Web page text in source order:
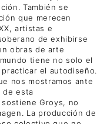
También se
que merecen
artistas e
de exhibirse
obras de arte
tiene no solo el
el autodiseño.
nos mostramos ante
de esta
Groys, no
La producción de